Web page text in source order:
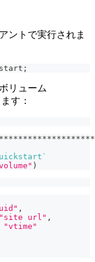
ントで実行されま
;
リューム
す：
`
)
,
"site url" ,
"vtime"